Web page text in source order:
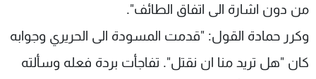
من دون اشارة الى اتفاق الطائف".
وكرر حمادة القول: "قدمت المسودة الى الحريري وجوابه
كان "هل تريد منا ان نقتل". تفاجأت بردة فعله وسألته